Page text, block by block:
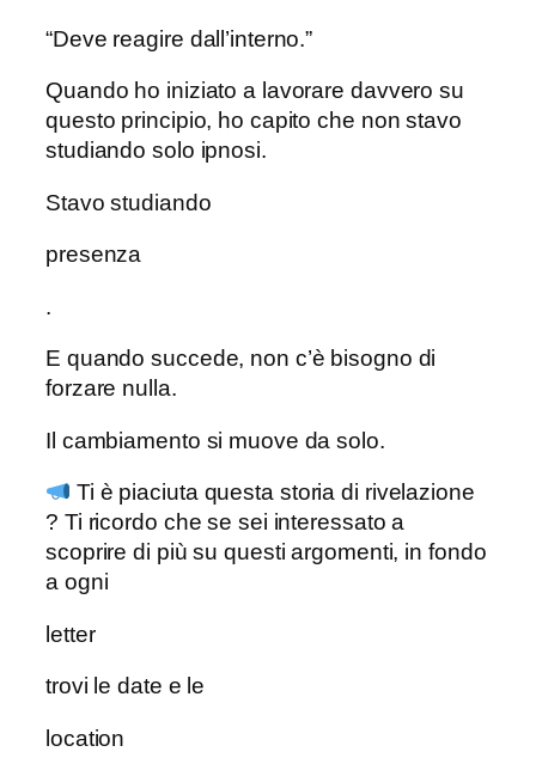
“Deve reagire dall’interno.”
Quando ho iniziato a lavorare davvero su
questo principio, ho capito che non stavo
studiando solo ipnosi.
Stavo studiando
presenza
.
E quando succede, non c’è bisogno di
forzare nulla.
Il cambiamento si muove da solo.
Ti è piaciuta questa storia di rivelazione
? Ti ricordo che se sei interessato a
scoprire di più su questi argomenti, in fondo
a ogni
letter
trovi le date e le
location